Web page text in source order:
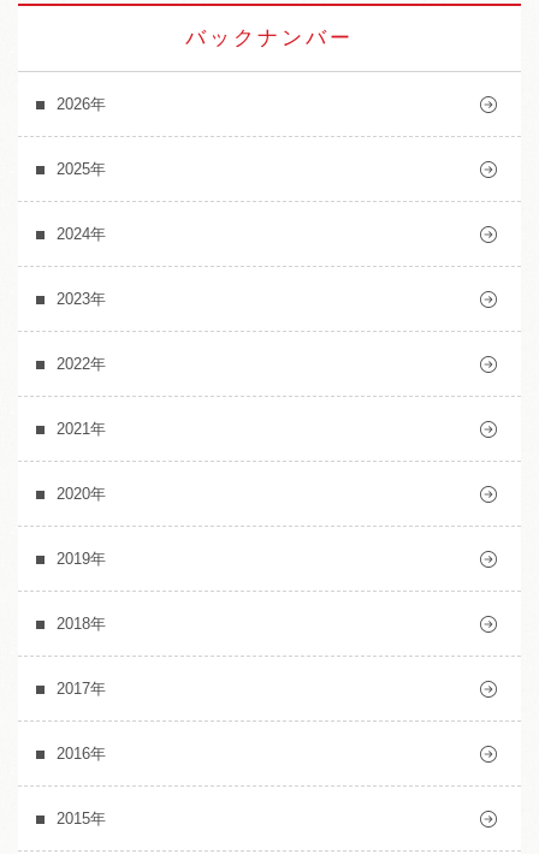
バックナンバー
2026年
2025年
2024年
2023年
2022年
2021年
2020年
2019年
2018年
2017年
2016年
2015年